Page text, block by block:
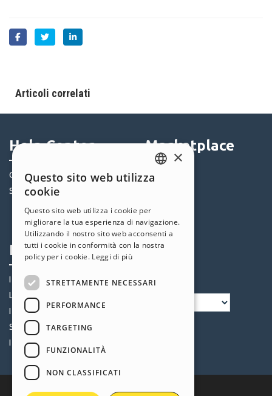
Articoli correlati
Help Center
Community
Siti Utenti
Marketplace
Templates
Offerte
Profilo
I miei post
Le mie Licenze
I miei Download
Spazio Web
I miei Crediti
Seguici
ENGLISH
GERMAN
SPANISH
POLISH
×
Questo sito web utilizza
cookie
Questo sito web utilizza i cookie per
migliorare la tua esperienza di navigazione.
Utilizzando il nostro sito web acconsenti a
tutti i cookie in conformità con la nostra
policy per i cookie. Leggi di più
STRETTAMENTE NECESSARI
PERFORMANCE
TARGETING
FUNZIONALITÀ
NON CLASSIFICATI